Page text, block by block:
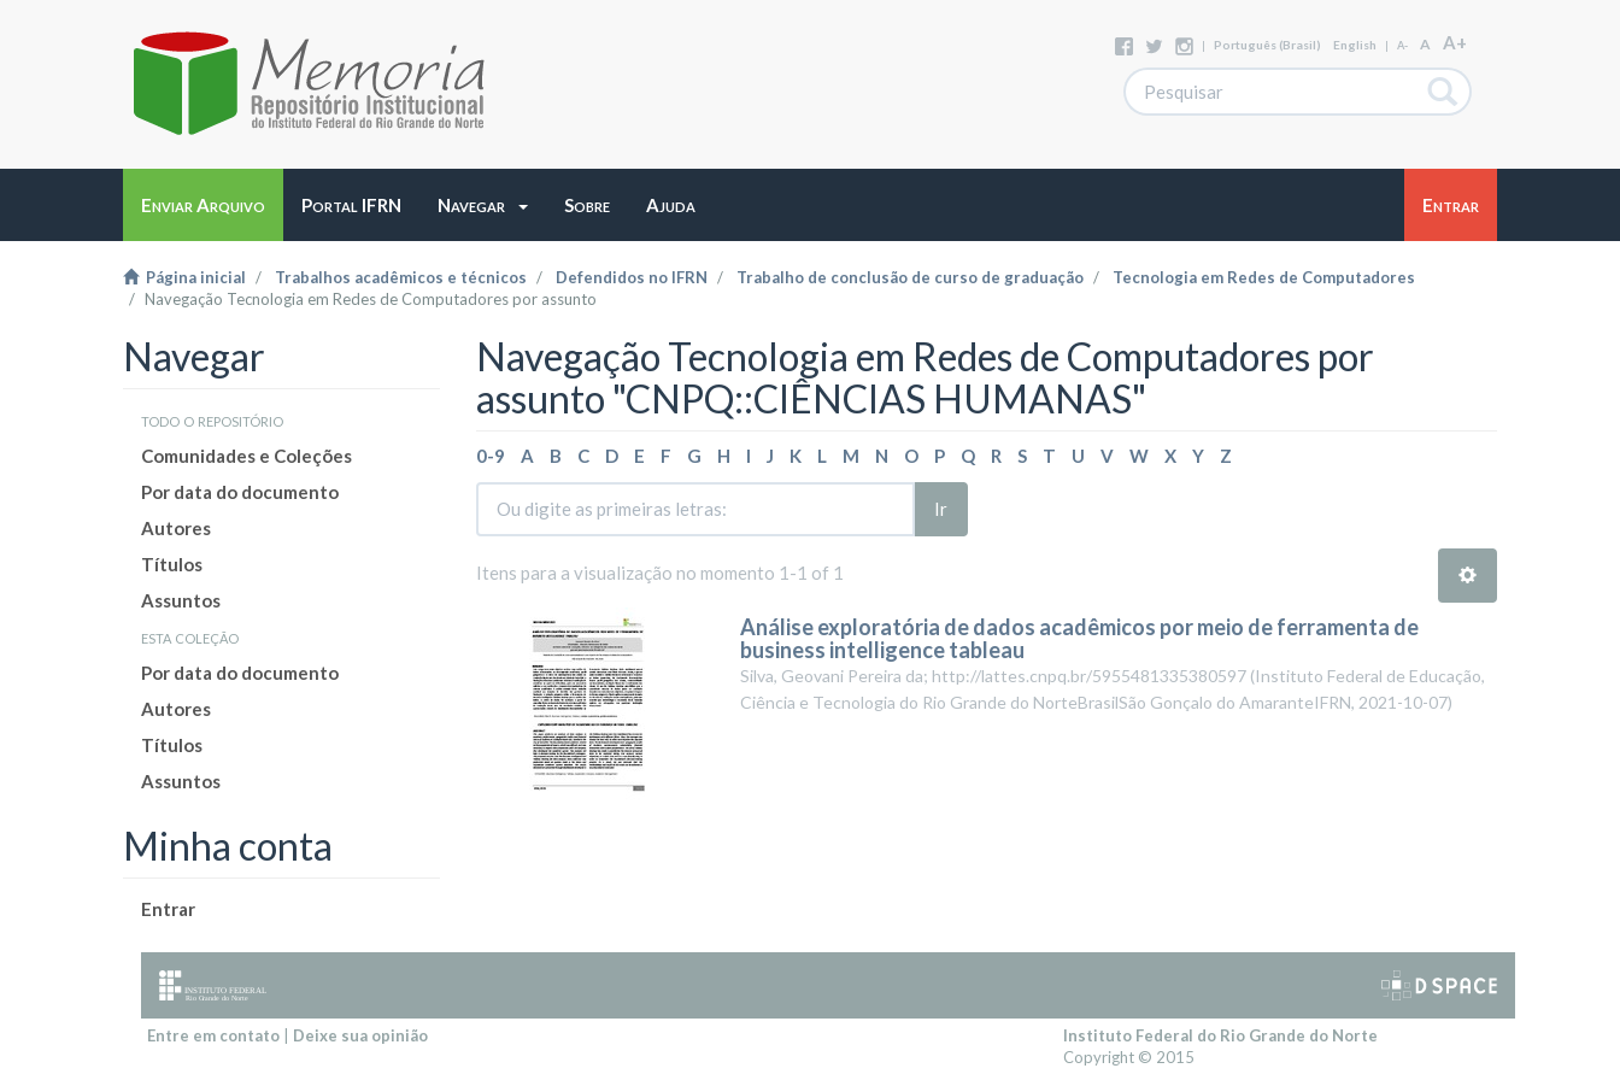
| Português (Brasil) English | A- A A+
Enviar Arquivo Portal IFRN Navegar Sobre Ajuda Entrar
Página inicial Trabalhos acadêmicos e técnicos Defendidos no IFRN Trabalho de conclusão de curso de graduação
Tecnologia em Redes de Computadores
Navegação Tecnologia em Redes de Computadores por assunto
Navegar
todo o repositório
Comunidades e Coleções
Por data do documento
Autores
Títulos
Assuntos
esta coleção
Por data do documento
Autores
Títulos
Assuntos
Minha conta
Entrar
Navegação Tecnologia em Redes de Computadores por
assunto "CNPQ::CIÊNCIAS HUMANAS"
0-9 A B C D E F G H I J K L M N O P Q R S T U V W X Y Z
Ir
Itens para a visualização no momento 1-1 of 1
Análise exploratória de dados acadêmicos por meio de ferramenta de
business intelligence tableau
Silva, Geovani Pereira da; http://lattes.cnpq.br/5955481335380597 (Instituto Federal de Educação,
Ciência e Tecnologia do Rio Grande do NorteBrasilSão Gonçalo do AmaranteIFRN, 2021-10-07)
Entre em contato Deixe sua opinião
Instituto Federal do Rio Grande do Norte
Copyright © 2015